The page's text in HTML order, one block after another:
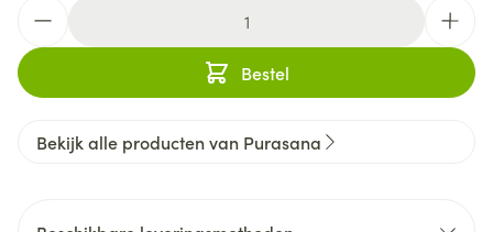
Bestel
Bekijk alle producten van Purasana